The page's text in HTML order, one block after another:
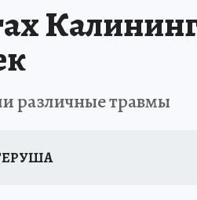
различные травмы